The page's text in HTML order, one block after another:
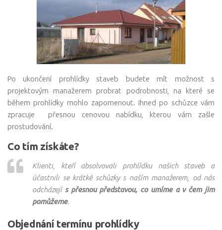
Po ukončení prohlídky staveb budete mít možnost s
projektovým manažerem probrat podrobnosti, na které se
během prohlídky mohlo zapomenout. Ihned po schůzce vám
zpracuje přesnou cenovou nabídku, kterou vám zašle
prostudování.
Co tím získáte?
Klienti, kteří absolvovali prohlídku našich staveb a
účastnili se krátké schůzky s naším manažerem, od nás
odcházejí s přesnou představou, co umíme a v čem jim
pomůžeme.
Objednání termínu prohlídky